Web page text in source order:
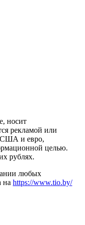
носит
рекламой или
США и евро,
целью.
рублях.
любых
на https://www.tio.by/